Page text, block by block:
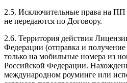
2.5. Исключительные права на
не передаются по Договору.
2.6. Территория действия
Федерации (отправка и
только на мобильные номера из
Российской Федерации.
международном роуминге или